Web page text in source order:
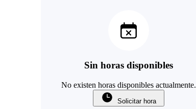
Sin horas disponibles
No existen horas disponibles actualmente.
Solicitar hora